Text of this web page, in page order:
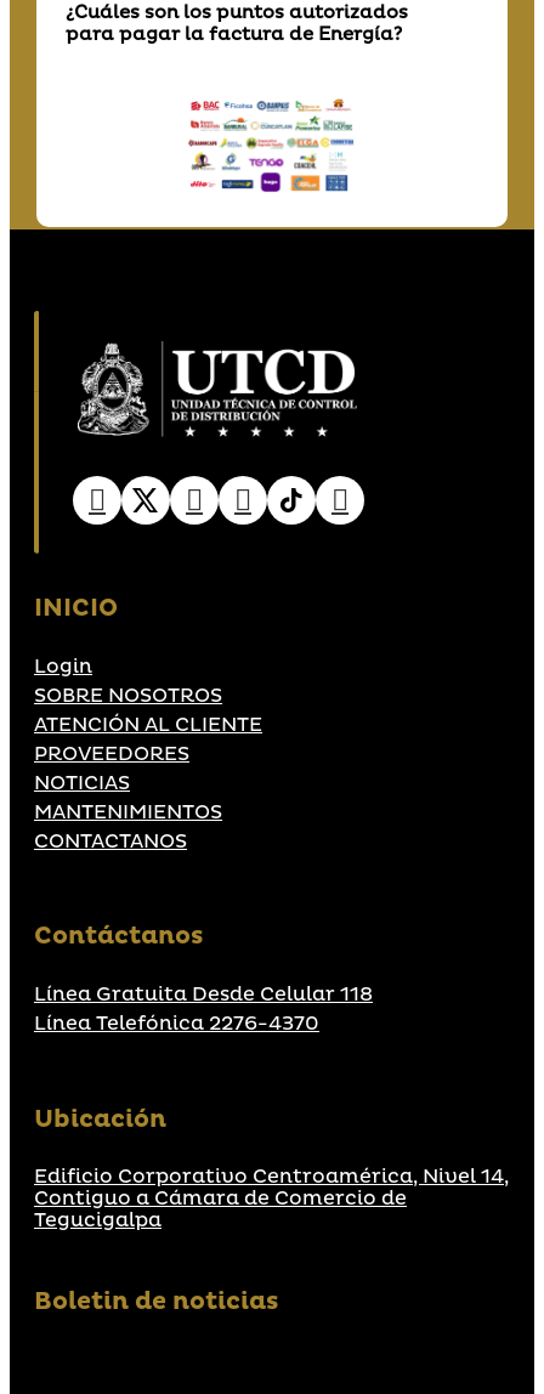
¿Cuáles son los puntos autorizados
para pagar la factura de Energía?
INICIO
Login
SOBRE NOSOTROS
ATENCIÓN AL CLIENTE
PROVEEDORES
NOTICIAS
MANTENIMIENTOS
CONTACTANOS
Contáctanos
Línea Gratuita Desde Celular 118
Línea Telefónica 2276-4370
Ubicación
Edificio Corporativo Centroamérica, Nivel 14,
Contiguo a Cámara de Comercio de
Tegucigalpa
Boletin de noticias